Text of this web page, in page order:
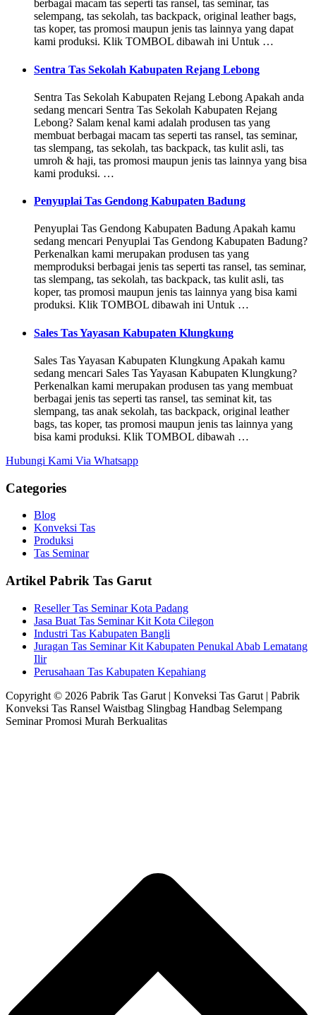
berbagai macam tas seperti tas ransel, tas seminar, tas
selempang, tas sekolah, tas backpack, original leather bags,
tas koper, tas promosi maupun jenis tas lainnya yang dapat
kami produksi. Klik TOMBOL dibawah ini Untuk …
Sentra Tas Sekolah Kabupaten Rejang Lebong
Sentra Tas Sekolah Kabupaten Rejang Lebong Apakah anda
sedang mencari Sentra Tas Sekolah Kabupaten Rejang
Lebong? Salam kenal kami adalah produsen tas yang
membuat berbagai macam tas seperti tas ransel, tas seminar,
tas slempang, tas sekolah, tas backpack, tas kulit asli, tas
umroh & haji, tas promosi maupun jenis tas lainnya yang bisa
kami produksi. …
Penyuplai Tas Gendong Kabupaten Badung
Penyuplai Tas Gendong Kabupaten Badung Apakah kamu
sedang mencari Penyuplai Tas Gendong Kabupaten Badung?
Perkenalkan kami merupakan produsen tas yang
memproduksi berbagai jenis tas seperti tas ransel, tas seminar,
tas slempang, tas sekolah, tas backpack, tas kulit asli, tas
koper, tas promosi maupun jenis tas lainnya yang bisa kami
produksi. Klik TOMBOL dibawah ini Untuk …
Sales Tas Yayasan Kabupaten Klungkung
Sales Tas Yayasan Kabupaten Klungkung Apakah kamu
sedang mencari Sales Tas Yayasan Kabupaten Klungkung?
Perkenalkan kami merupakan produsen tas yang membuat
berbagai jenis tas seperti tas ransel, tas seminat kit, tas
slempang, tas anak sekolah, tas backpack, original leather
bags, tas koper, tas promosi maupun jenis tas lainnya yang
bisa kami produksi. Klik TOMBOL dibawah …
Hubungi Kami Via Whatsapp
Categories
Blog
Konveksi Tas
Produksi
Tas Seminar
Artikel Pabrik Tas Garut
Reseller Tas Seminar Kota Padang
Jasa Buat Tas Seminar Kit Kota Cilegon
Industri Tas Kabupaten Bangli
Juragan Tas Seminar Kit Kabupaten Penukal Abab Lematang
Ilir
Perusahaan Tas Kabupaten Kepahiang
Copyright © 2026 Pabrik Tas Garut | Konveksi Tas Garut | Pabrik
Konveksi Tas Ransel Waistbag Slingbag Handbag Selempang
Seminar Promosi Murah Berkualitas